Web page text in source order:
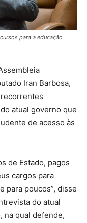
para a educação
Iran Barbosa,
atual governo que
de acesso às
de Estado, pagos
cargos para
para poucos”, disse
do atual
na qual defende,